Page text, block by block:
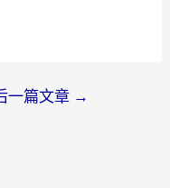
一篇文章 →